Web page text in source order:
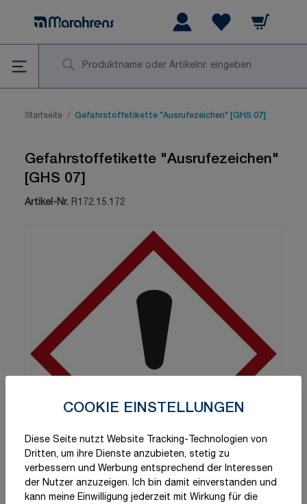
COOKIE EINSTELLUNGEN
Diese Seite nutzt Website Tracking-Technologien von
Dritten, um ihre Dienste anzubieten, stetig zu
verbessern und Werbung entsprechend der Interessen
der Nutzer anzuzeigen. Ich bin damit einverstanden und
kann meine Einwilligung jederzeit mit Wirkung für die
Warenkorb
Startseite / Gefahrstoffetikette "Ausrufezeichen" [GHS 07]
Gefahrstoffetikette "Ausrufezeichen"
[GHS 07]
Artikel-Nr. R172.15.172